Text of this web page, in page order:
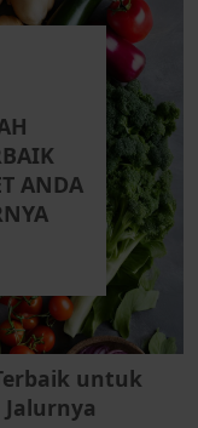
ANDA
untuk